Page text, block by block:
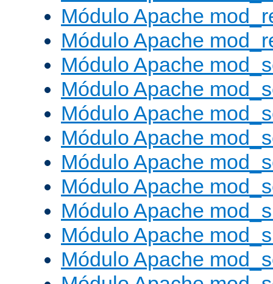
Módulo Apache
Módulo Apache
Módulo Apache
Módulo Apache
Módulo Apache
Módulo Apache
Módulo Apache
Módulo Apache
Módulo Apache
Módulo Apache
Módulo Apache